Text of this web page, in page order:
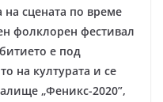
сцената по време
фолклорен фестивал
е под
на културата и се
„Феникс-2020”,